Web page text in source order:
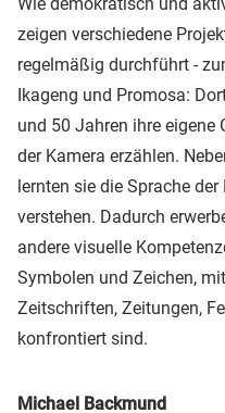
zeigen verschiedene
regelmäßig durchführt -
Ikageng und Promosa:
und 50 Jahren ihre eigene
der Kamera erzählen.
lernten sie die Sprache
verstehen. Dadurch
andere visuelle
Symbolen und Zeichen,
Zeitschriften, Zeitungen,
konfrontiert sind.
Michael Backmund